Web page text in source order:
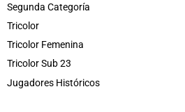
Segunda Categoría
Tricolor
Tricolor Femenina
Tricolor Sub 23
Jugadores Históricos